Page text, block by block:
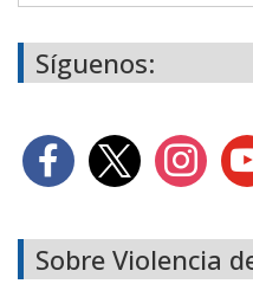
Síguenos:
Sobre Violencia